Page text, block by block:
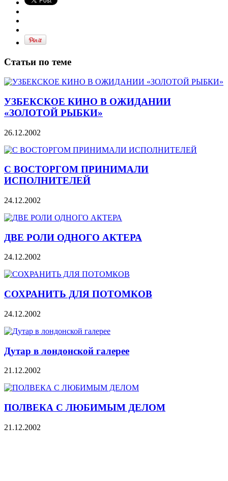
Статьи по теме
УЗБЕКСКОЕ КИНО В ОЖИДАНИИ
«ЗОЛОТОЙ РЫБКИ»
26.12.2002
С ВОСТОРГОМ ПРИНИМАЛИ
ИСПОЛНИТЕЛЕЙ
24.12.2002
ДВЕ РОЛИ ОДНОГО АКТЕРА
24.12.2002
СОХРАНИТЬ ДЛЯ ПОТОМКОВ
24.12.2002
Дутар в лондонской галерее
21.12.2002
ПОЛВЕКА С ЛЮБИМЫМ ДЕЛОМ
21.12.2002